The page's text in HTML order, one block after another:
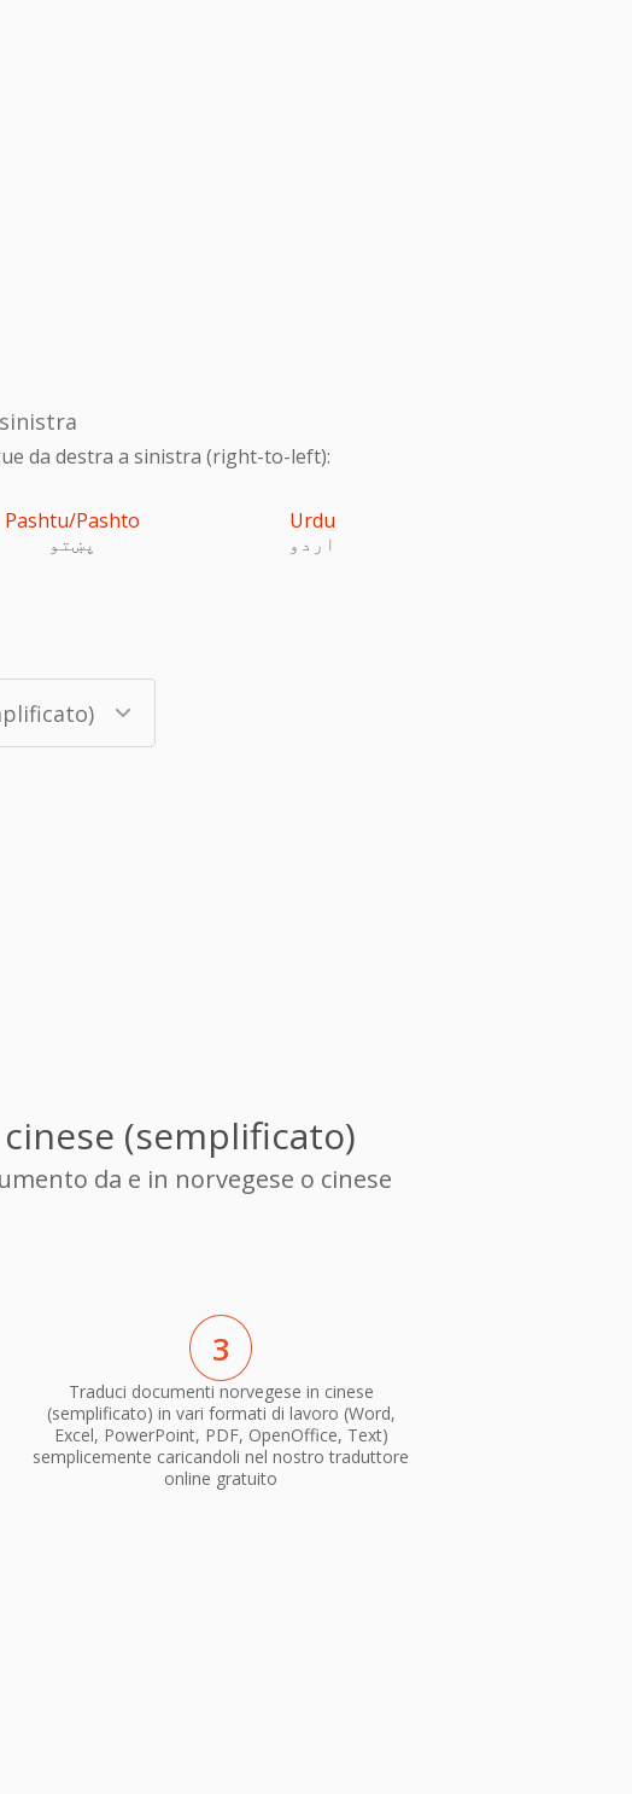
da destra a sinistra (right-to-left):
Pashtu/Pashto
پښتو
Urdu
اردو
(semplificato)
da e in norvegese o cinese
3
Traduci documenti norvegese in cinese
(semplificato) in vari formati di lavoro (Word,
Excel, PowerPoint, PDF, OpenOffice, Text)
semplicemente caricandoli nel nostro traduttore
online gratuito